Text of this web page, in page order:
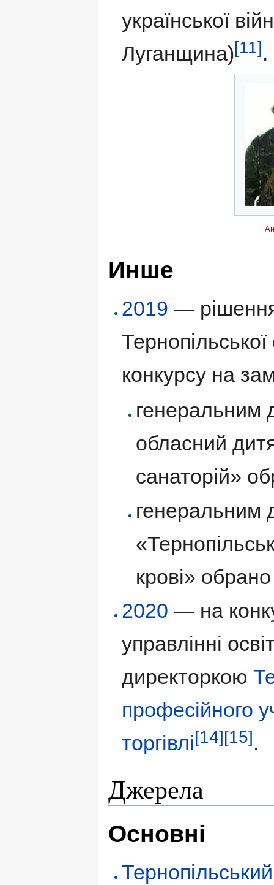
української
Луганщина)[11].
Инше
2019 —
конкурсу на
генеральним
обласний
санаторій»
генеральним
крові»
2020 — на
управлінні
директоркою
професійного
торгівлі[14][15].
Джерела
Основні